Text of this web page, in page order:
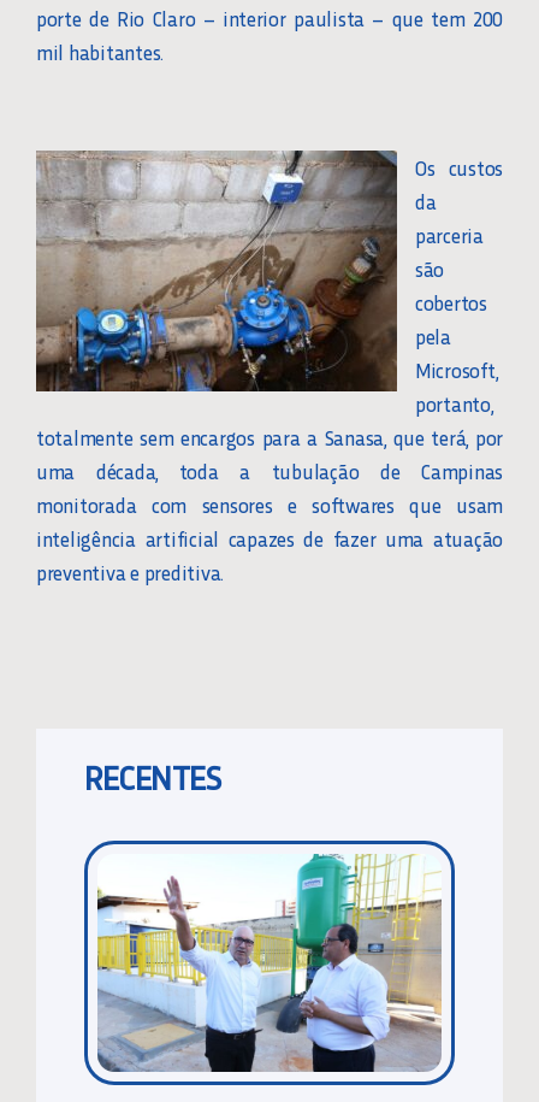
porte de Rio Claro – interior paulista – que tem 200
mil habitantes.
Os custos
da
parceria
são
cobertos
pela
Microsoft,
portanto,
totalmente sem encargos para a Sanasa, que terá, por
uma década, toda a tubulação de Campinas
monitorada com sensores e softwares que usam
inteligência artificial capazes de fazer uma atuação
preventiva e preditiva.
RECENTES